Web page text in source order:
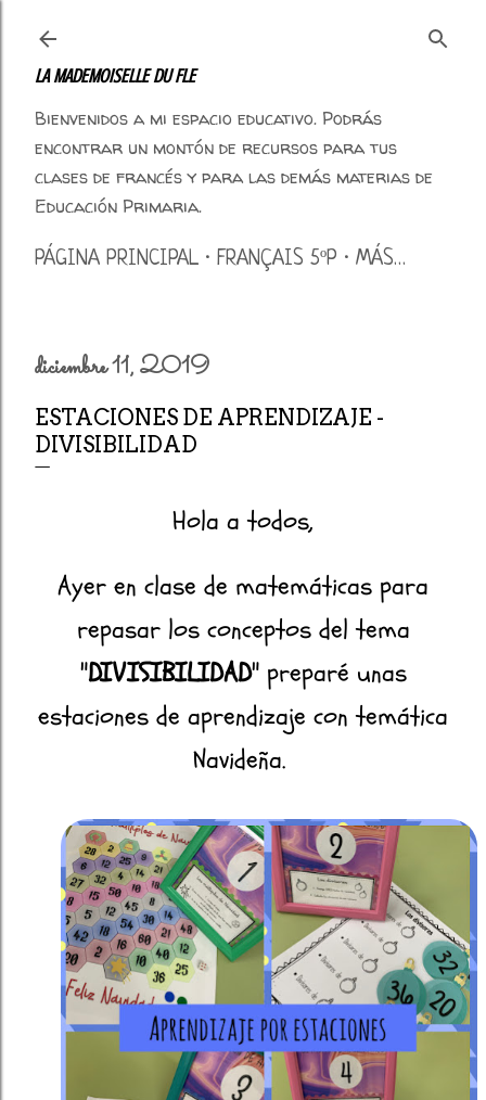
LA MADEMOISELLE DU FLE
Bienvenidos a mi espacio educativo. Podrás
encontrar un montón de recursos para tus
clases de francés y para las demás materias de
Educación Primaria.
PÁGINA PRINCIPAL FRANÇAIS 5ºP MÁS…
diciembre 11, 2019
ESTACIONES DE APRENDIZAJE -
DIVISIBILIDAD
Hola a todos,
Ayer en clase de matemáticas para
repasar los conceptos del tema
"DIVISIBILIDAD" preparé unas
estaciones de aprendizaje con temática
Navideña.